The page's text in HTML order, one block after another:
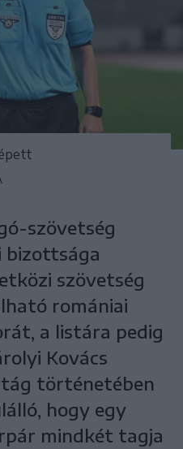
szövetség
bizottsága
szövetség
romániai
a listára pedig
Kovács
történetében
hogy egy
mindkét tagja